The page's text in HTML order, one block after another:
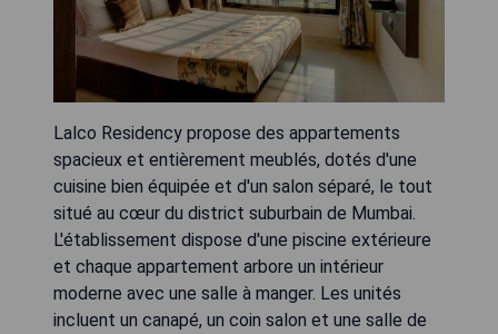
Lalco Residency propose des appartements
spacieux et entièrement meublés, dotés d'une
cuisine bien équipée et d'un salon séparé, le tout
situé au cœur du district suburbain de Mumbai.
L'établissement dispose d'une piscine extérieure
et chaque appartement arbore un intérieur
moderne avec une salle à manger. Les unités
incluent un canapé, un coin salon et une salle de